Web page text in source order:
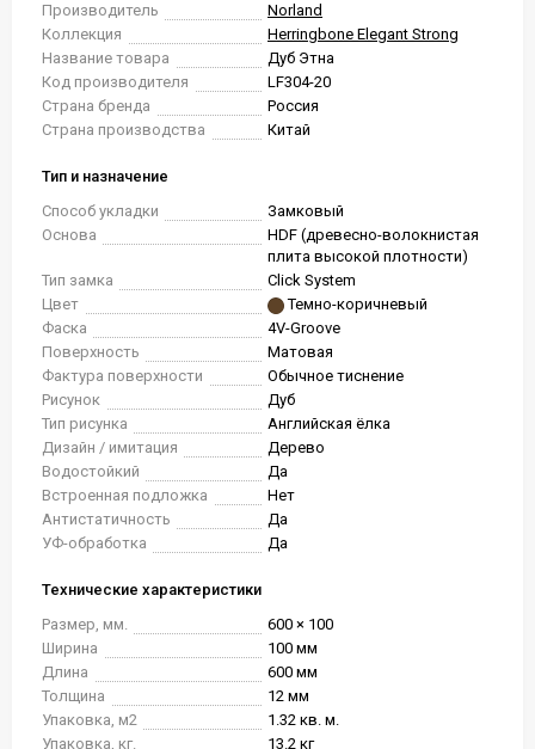
Производитель
Norland
Коллекция
Herringbone Elegant Strong
Название товара
Дуб Этна
Код производителя
LF304-20
Страна бренда
Россия
Страна производства
Китай
Тип и назначение
Способ укладки
Замковый
Основа
HDF (древесно-волокнистая
плита высокой плотности)
Тип замка
Click System
Цвет
Темно-коричневый
Фаска
4V-Groove
Поверхность
Матовая
Фактура поверхности
Обычное тиснение
Рисунок
Дуб
Тип рисунка
Английская ёлка
Дизайн / имитация
Дерево
Водостойкий
Да
Встроенная подложка
Нет
Антистатичность
Да
УФ-обработка
Да
Технические характеристики
Размер, мм.
600 × 100
Ширина
100 мм
Длина
600 мм
Толщина
12 мм
Упаковка, м2
1.32 кв. м.
Упаковка, кг.
13.2 кг